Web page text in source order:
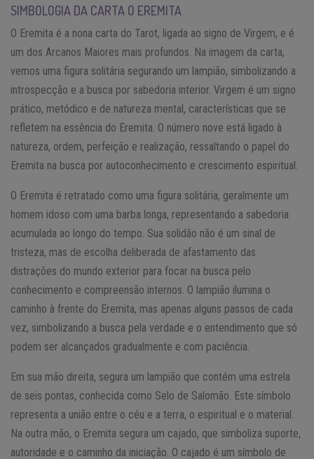
SIMBOLOGIA DA CARTA O EREMITA
O Eremita é a nona carta do Tarot, ligada ao signo de Virgem, e é
um dos Arcanos Maiores mais profundos. Na imagem da carta,
vemos uma figura solitária segurando um lampião, simbolizando a
introspecção e a busca por sabedoria interior. Virgem é um signo
prático, metódico e de natureza mental, características que se
refletem na essência do Eremita. O número nove está ligado à
natureza, ordem, perfeição e realização, ressaltando o papel do
Eremita na busca por autoconhecimento e crescimento espiritual.
O Eremita é retratado como uma figura solitária, geralmente um
homem idoso com uma barba longa, representando a sabedoria
acumulada ao longo do tempo. Sua solidão não é um sinal de
tristeza, mas de escolha deliberada de afastamento das
distrações do mundo exterior para focar na busca pelo
conhecimento e compreensão internos. O lampião ilumina o
caminho à frente do Eremita, mas apenas alguns passos de cada
vez, simbolizando a busca pela verdade e o entendimento que só
podem ser alcançados gradualmente e com paciência.
Em sua mão direita, segura um lampião que contém uma estrela
de seis pontas, conhecida como Selo de Salomão. Este símbolo
representa a união entre o céu e a terra, o espiritual e o material.
Na outra mão, o Eremita segura um cajado, que simboliza suporte,
autoridade e o caminho da iniciação. O cajado é um símbolo de